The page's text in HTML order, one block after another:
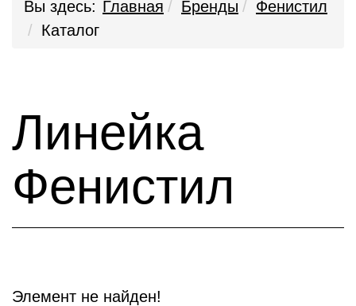
Вы здесь: Главная Бренды
Фенистил
Каталог
Линейка
Фенистил
Элемент не найден!